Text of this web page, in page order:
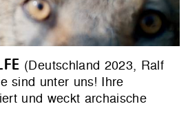
(Deutschland 2023, Ralf
sind unter uns! Ihre
und weckt archaische